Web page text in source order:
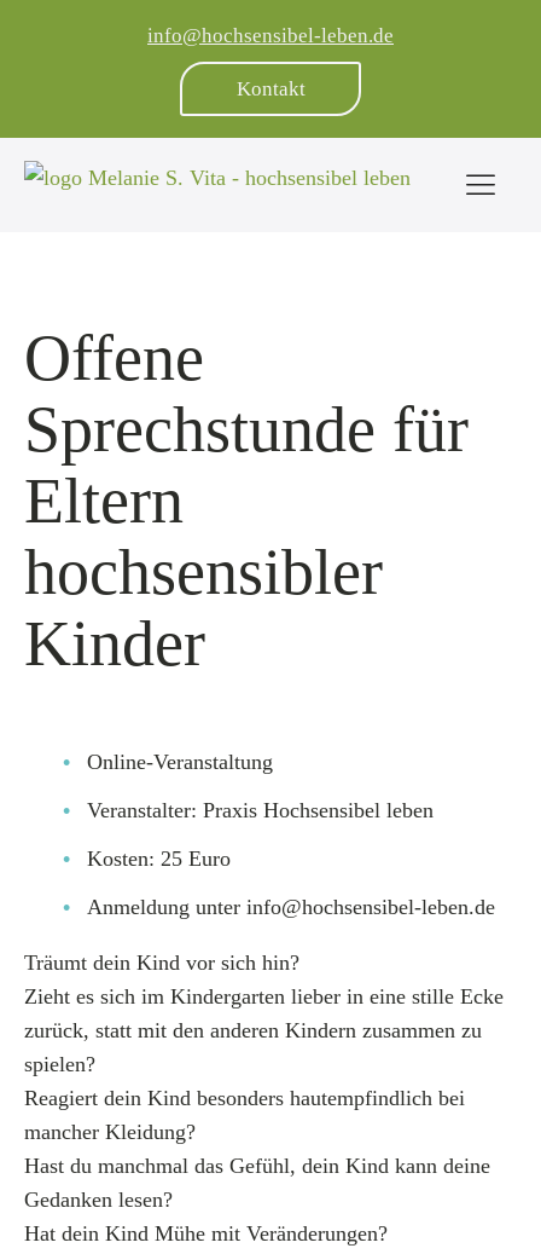
info@hochsensibel-leben.de
Kontakt
Offene
Sprechstunde für
Eltern
hochsensibler
Kinder
Online-Veranstaltung
Veranstalter: Praxis Hochsensibel leben
Kosten: 25 Euro
Anmeldung unter info@hochsensibel-leben.de
Träumt dein Kind vor sich hin?
Zieht es sich im Kindergarten lieber in eine stille Ecke
zurück, statt mit den anderen Kindern zusammen zu
spielen?
Reagiert dein Kind besonders hautempfindlich bei
mancher Kleidung?
Hast du manchmal das Gefühl, dein Kind kann deine
Gedanken lesen?
Hat dein Kind Mühe mit Veränderungen?